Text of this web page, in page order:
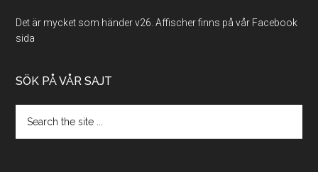
Det är mycket som händer v26. Affischer finns på vår Facebook
sida
SÖK PÅ VÅR SAJT
the